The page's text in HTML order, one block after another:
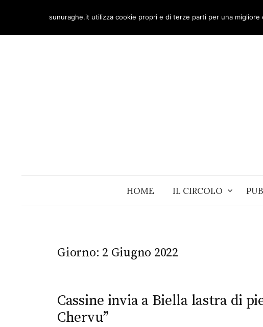
content
HOME IL CIRCOLO
Giorno: 2 Giugno 2022
Cassine invia a Biella lastra di
Chervu”
sunuraghe.it utilizza cookie propri e di terze parti per una